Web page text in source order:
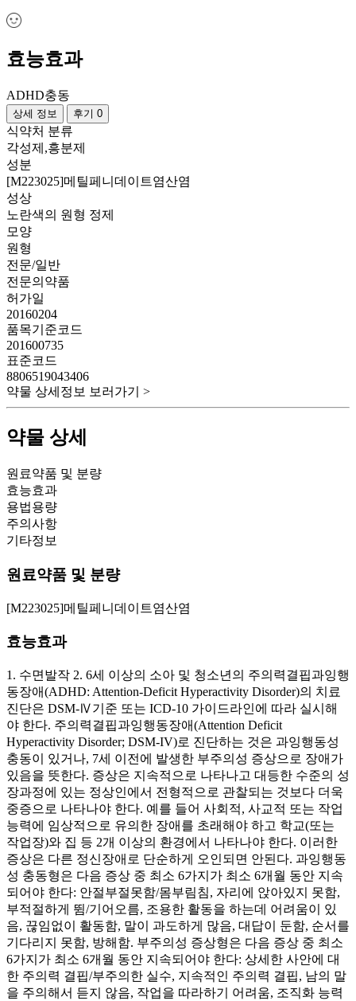
효능효과
ADHD충동
상세 정보 후기 0
식약처 분류
각성제,흥분제
성분
[M223025]메틸페니데이트염산염
성상
노란색의 원형 정제
모양
원형
전문/일반
전문의약품
허가일
20160204
품목기준코드
201600735
표준코드
8806519043406
약물 상세정보 보러가기 >
약물 상세
원료약품 및 분량
효능효과
용법용량
주의사항
기타정보
원료약품 및 분량
[M223025]메틸페니데이트염산염
효능효과
1. 수면발작 2. 6세 이상의 소아 및 청소년의 주의력결핍과잉행
동장애(ADHD: Attention-Deficit Hyperactivity Disorder)의 치료
진단은 DSM-Ⅳ기준 또는 ICD-10 가이드라인에 따라 실시해
야 한다. 주의력결핍과잉행동장애(Attention Deficit
Hyperactivity Disorder; DSM-IV)로 진단하는 것은 과잉행동성
충동이 있거나, 7세 이전에 발생한 부주의성 증상으로 장애가
있음을 뜻한다. 증상은 지속적으로 나타나고 대등한 수준의 성
장과정에 있는 정상인에서 전형적으로 관찰되는 것보다 더욱
중증으로 나타나야 한다. 예를 들어 사회적, 사교적 또는 작업
능력에 임상적으로 유의한 장애를 초래해야 하고 학교(또는
작업장)와 집 등 2개 이상의 환경에서 나타나야 한다. 이러한
증상은 다른 정신장애로 단순하게 오인되면 안된다. 과잉행동
성 충동형은 다음 증상 중 최소 6가지가 최소 6개월 동안 지속
되어야 한다: 안절부절못함/몸부림침, 자리에 앉아있지 못함,
부적절하게 뜀/기어오름, 조용한 활동을 하는데 어려움이 있
음, 끊임없이 활동함, 말이 과도하게 많음, 대답이 둔함, 순서를
기다리지 못함, 방해함. 부주의성 증상형은 다음 증상 중 최소
6가지가 최소 6개월 동안 지속되어야 한다: 상세한 사안에 대
한 주의력 결핍/부주의한 실수, 지속적인 주의력 결핍, 남의 말
을 주의해서 듣지 않음, 작업을 따라하기 어려움, 조직화 능력